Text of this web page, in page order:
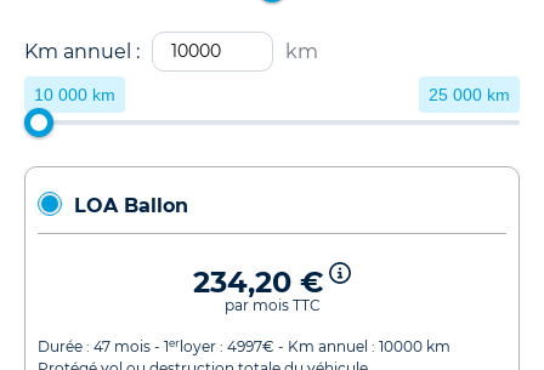
Km annuel : km
10 000 km 25 000 km
LOA Ballon
234,20 €
par mois TTC
Durée : 47 mois - 1er loyer : 4997€ - Km annuel : 10000 km